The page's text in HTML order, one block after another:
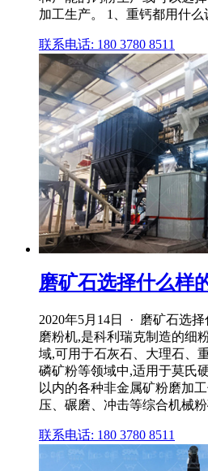
加工生产。 1、重钙都用什么
联系电话: 180 3780 8511
磨矿石选择什么样
2020年5月14日 · 磨矿石选
磨粉机,是科利瑞克制造的细
域,可用于石灰石、大理石、
磷矿粉等领域中,适用于莫氏
以内的各种非金属矿粉磨加
压、碾磨、冲击等综合机械
联系电话: 180 3780 8511